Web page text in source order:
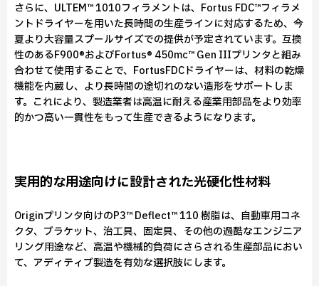
さらに、ULTEM™ 1010フィラメントは、Fortus FDC™フィラメ
ントドライヤーを用いた長時間の生産ラインに対応するため、今
夏より大容量スプールサイズでの提供が予定されています。互換
性のあるF900®およびFortus® 450mc™ Gen IIIプリンタと組み
合わせて使用することで、FortusFDCドライヤーは、材料の乾燥
機能を内蔵し、より長時間の途切れのない造形をサポートしま
す。これにより、製造業者は高温に耐える産業用部品をより効率
的かつ高い一貫性をもって生産できるようになります。
実用的な用途向けに設計された光硬化性材料
Originプリンタ向けのP3™ Deflect™ 110 樹脂は、自動車用コネ
クタ、ブラケット、治工具、固定具、その他の過酷なエンジニア
リング用途など、高温や機械的負荷にさらされる生産部品におい
て、アディティブ製造を有効な選択肢にします。